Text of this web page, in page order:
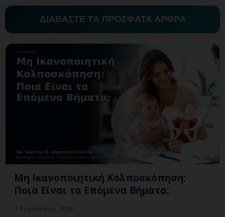
ΔΙΑΒΑΣΤΕ ΤΑ ΠΡΟΣΦΑΤΑ ΑΡΘΡΑ
Μη Ικανοποιητική Κολποσκόπηση:
Ποια Είναι τα Επόμενα Βήματα;